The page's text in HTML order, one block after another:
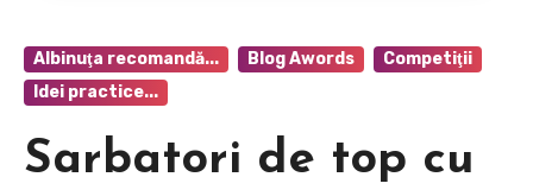
Albinuţa recomandă... Blog Awords
Competiţii
Idei practice...
Sarbatori de top cu